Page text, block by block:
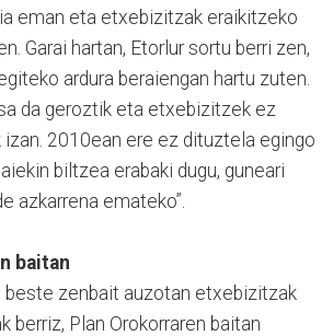
eman eta etxebizitzak eraikitzeko
Garai hartan, Etorlur sortu berri zen,
ardura beraiengan hartu zuten.
da geroztik eta etxebizitzek ez
izan. 2010ean ere ez dituztela egingo
biltzea erabaki dugu, guneari
azkarrena emateko”.
baitan
beste zenbait auzotan etxebizitzak
berriz, Plan Orokorraren baitan